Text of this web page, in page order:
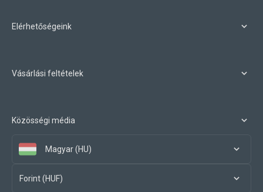
Elérhetőségeink
Vásárlási feltételek
Közösségi média
Magyar (HU)
Forint (HUF)